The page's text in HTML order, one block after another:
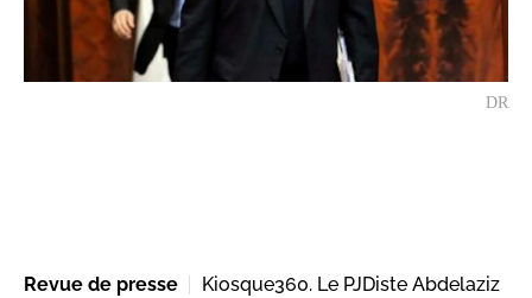
DR
Revue de presse
Kiosque360. Le PJDiste Abdelaziz